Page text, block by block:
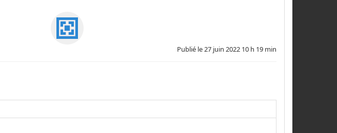
Publié le27 juin 2022 10 h 19 min